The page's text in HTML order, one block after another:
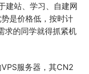
建站、学习、自建网
是价格低，按时计
求的同学就得抓紧机
服务器，其CN2